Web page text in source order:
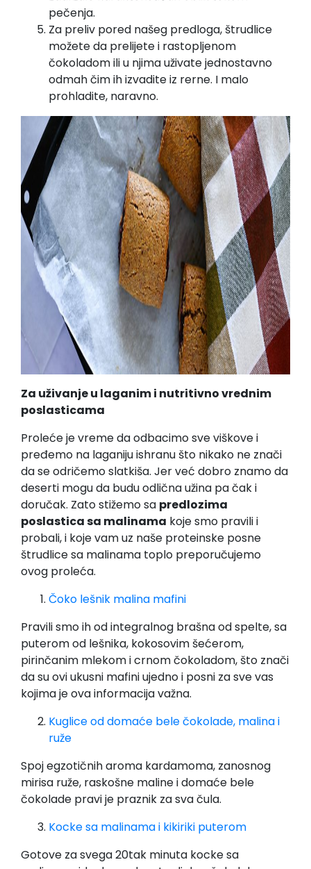
pečenja.
Za preliv pored našeg predloga, štrudlice
možete da prelijete i rastopljenom
čokoladom ili u njima uživate jednostavno
odmah čim ih izvadite iz rerne. I malo
prohladite, naravno.
Za uživanje u laganim i nutritivno vrednim
poslasticama
Proleće je vreme da odbacimo sve viškove i
pređemo na laganiju ishranu što nikako ne znači
da se odričemo slatkiša. Jer već dobro znamo da
deserti mogu da budu odlična užina pa čak i
doručak. Zato stižemo sa predlozima
poslastica sa malinama koje smo pravili i
probali, i koje vam uz naše proteinske posne
štrudlice sa malinama toplo preporučujemo
ovog proleća.
Čoko lešnik malina mafini
Pravili smo ih od integralnog brašna od spelte, sa
puterom od lešnika, kokosovim šećerom,
pirinčanim mlekom i crnom čokoladom, što znači
da su ovi ukusni mafini ujedno i posni za sve vas
kojima je ova informacija važna.
Kuglice od domaće bele čokolade, malina i
ruže
Spoj egzotičnih aroma kardamoma, zanosnog
mirisa ruže, raskošne maline i domaće bele
čokolade pravi je praznik za sva čula.
Kocke sa malinama i kikiriki puterom
Gotove za svega 20tak minuta kocke sa